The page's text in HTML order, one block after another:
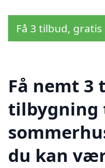
Få 3 tilbud,
Få nemt 3
tilbygning
du kan